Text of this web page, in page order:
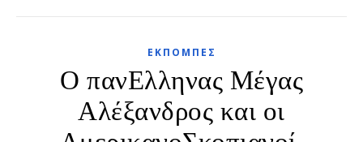
ΕΚΠΟΜΠΈΣ
Ο πανΕλληνας Μέγας
Αλέξανδρος και οι